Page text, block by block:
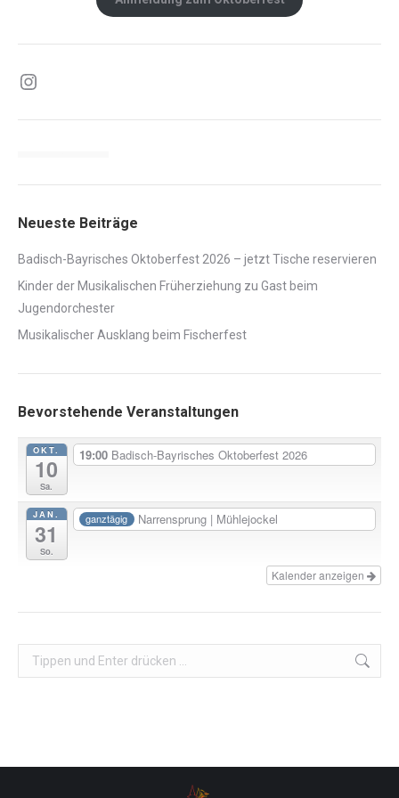
Instagram
Neueste Beiträge
Badisch-Bayrisches Oktoberfest 2026 – jetzt Tische reservieren
Kinder der Musikalischen Früherziehung zu Gast beim
Jugendorchester
Musikalischer Ausklang beim Fischerfest
Bevorstehende Veranstaltungen
OKT.
10
Sa.
19:00 Badisch-Bayrisches Oktoberfest 2026
JAN.
31
So.
ganztägig Narrensprung | Mühlejockel
Kalender anzeigen
Search: